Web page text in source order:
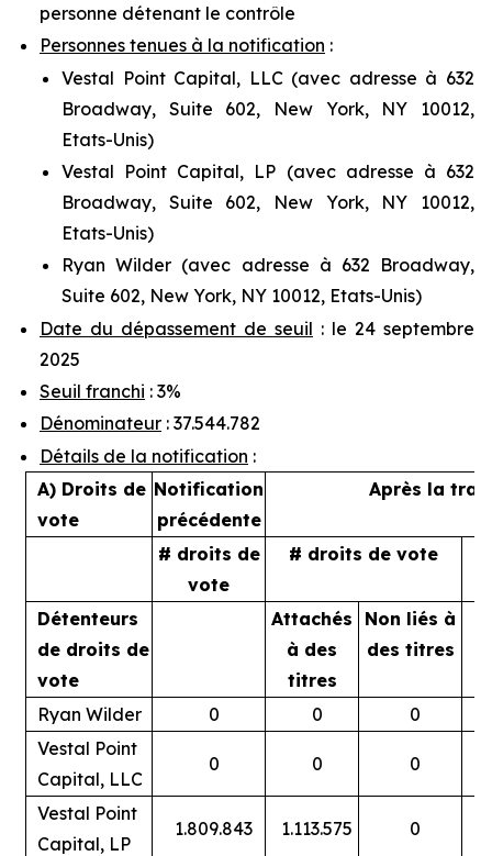
personne détenant le contrôle
Personnes tenues à la notification :
Vestal Point Capital, LLC (avec adresse à 632
Broadway, Suite 602, New York, NY 10012,
Etats-Unis)
Vestal Point Capital, LP (avec adresse à 632
Broadway, Suite 602, New York, NY 10012,
Etats-Unis)
Ryan Wilder (avec adresse à 632 Broadway,
Suite 602, New York, NY 10012, Etats-Unis)
Date du dépassement de seuil : le 24 septembre
2025
Seuil franchi : 3%
Dénominateur : 37.544.782
Détails de la notification :
A) Droits de
vote
Notification
précédente
Après la
# droits de
vote
# droits de vote
Détenteurs
de droits de
vote
Attachés
à des
titres
Non liés à
des titres
Ryan Wilder 0 0
0
Vestal Point
Capital, LLC
0 0 0
Vestal Point
Capital, LP
1.809.843 1.113.575 0